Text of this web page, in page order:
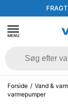
MENU
Forside / Vand &
varmepumper